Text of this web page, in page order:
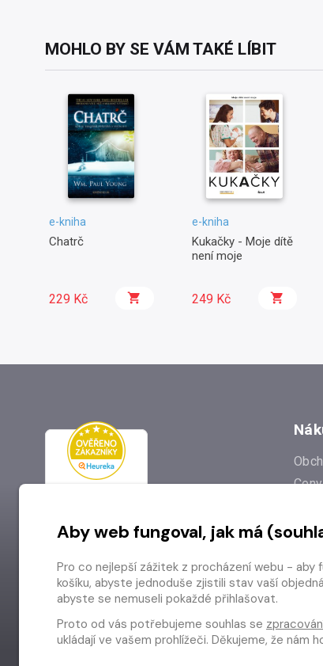
MOHLO BY SE VÁM TAKÉ LÍBIT
e-kniha
Chatrč
229 Kč
e-kniha
Kukačky - Moje dítě
není moje
249 Kč
Aby web fungoval, jak má
Pro co nejlepší zážitek z procházení webu - aby
košíku, abyste jednoduše zjistili stav vaší
abyste se nemuseli pokaždé přihlašovat.
Proto od vás potřebujeme souhlas se
ukládají ve vašem prohlížeči. Děkujeme, že